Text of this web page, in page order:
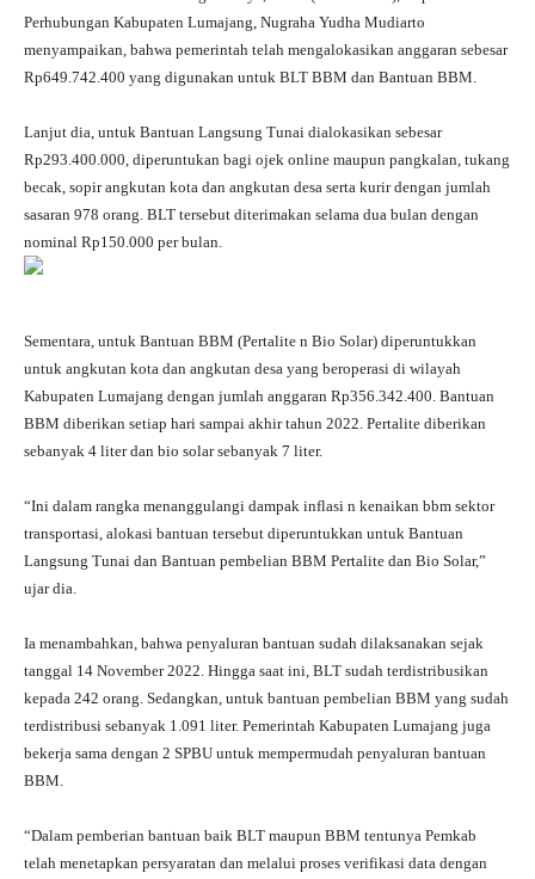
Perhubungan Kabupaten Lumajang, Nugraha Yudha Mudiarto
menyampaikan, bahwa pemerintah telah mengalokasikan anggaran sebesar
Rp649.742.400 yang digunakan untuk BLT BBM dan Bantuan BBM.
Lanjut dia, untuk Bantuan Langsung Tunai dialokasikan sebesar
Rp293.400.000, diperuntukan bagi ojek online maupun pangkalan, tukang
becak, sopir angkutan kota dan angkutan desa serta kurir dengan jumlah
sasaran 978 orang. BLT tersebut diterimakan selama dua bulan dengan
nominal Rp150.000 per bulan.
Sementara, untuk Bantuan BBM (Pertalite n Bio Solar) diperuntukkan
untuk angkutan kota dan angkutan desa yang beroperasi di wilayah
Kabupaten Lumajang dengan jumlah anggaran Rp356.342.400. Bantuan
BBM diberikan setiap hari sampai akhir tahun 2022. Pertalite diberikan
sebanyak 4 liter dan bio solar sebanyak 7 liter.
“Ini dalam rangka menanggulangi dampak inflasi n kenaikan bbm sektor
transportasi, alokasi bantuan tersebut diperuntukkan untuk Bantuan
Langsung Tunai dan Bantuan pembelian BBM Pertalite dan Bio Solar,”
ujar dia.
Ia menambahkan, bahwa penyaluran bantuan sudah dilaksanakan sejak
tanggal 14 November 2022. Hingga saat ini, BLT sudah terdistribusikan
kepada 242 orang. Sedangkan, untuk bantuan pembelian BBM yang sudah
terdistribusi sebanyak 1.091 liter. Pemerintah Kabupaten Lumajang juga
bekerja sama dengan 2 SPBU untuk mempermudah penyaluran bantuan
BBM.
“Dalam pemberian bantuan baik BLT maupun BBM tentunya Pemkab
telah menetapkan persyaratan dan melalui proses verifikasi data dengan